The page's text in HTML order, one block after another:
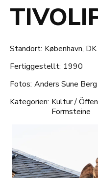
Standort: København, DK
Fertiggestellt: 1990
Fotos: Anders Sune Berg
Kategorien: Kultur/
Formsteine